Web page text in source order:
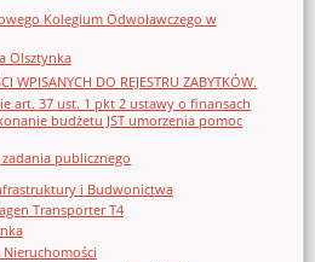
Kolegium Odwoławczego w
Olsztynka
WPISANYCH DO REJESTRU ZABYTKÓW.
art. 37 ust. 1 pkt 2 ustawy o finansach
budżetu JST umorzenia pomoc
publicznego
i Budwonictwa
Transporter T4